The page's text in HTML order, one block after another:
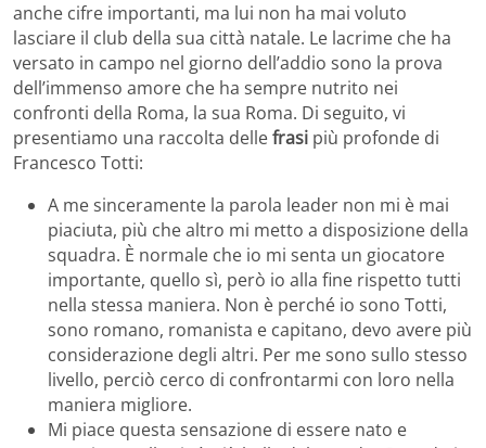
anche cifre importanti, ma lui non ha mai voluto
lasciare il club della sua città natale. Le lacrime che ha
versato in campo nel giorno dell’addio sono la prova
dell’immenso amore che ha sempre nutrito nei
confronti della Roma, la sua Roma. Di seguito, vi
presentiamo una raccolta dellefrasi più profonde di
Francesco Totti:
A me sinceramente la parola leader non mi è mai
piaciuta, più che altro mi metto a disposizione della
squadra. È normale che io mi senta un giocatore
importante, quello sì, però io alla fine rispetto tutti
nella stessa maniera. Non è perché io sono Totti,
sono romano, romanista e capitano, devo avere più
considerazione degli altri. Per me sono sullo stesso
livello, perciò cerco di confrontarmi con loro nella
maniera migliore.
Mi piace questa sensazione di essere nato e